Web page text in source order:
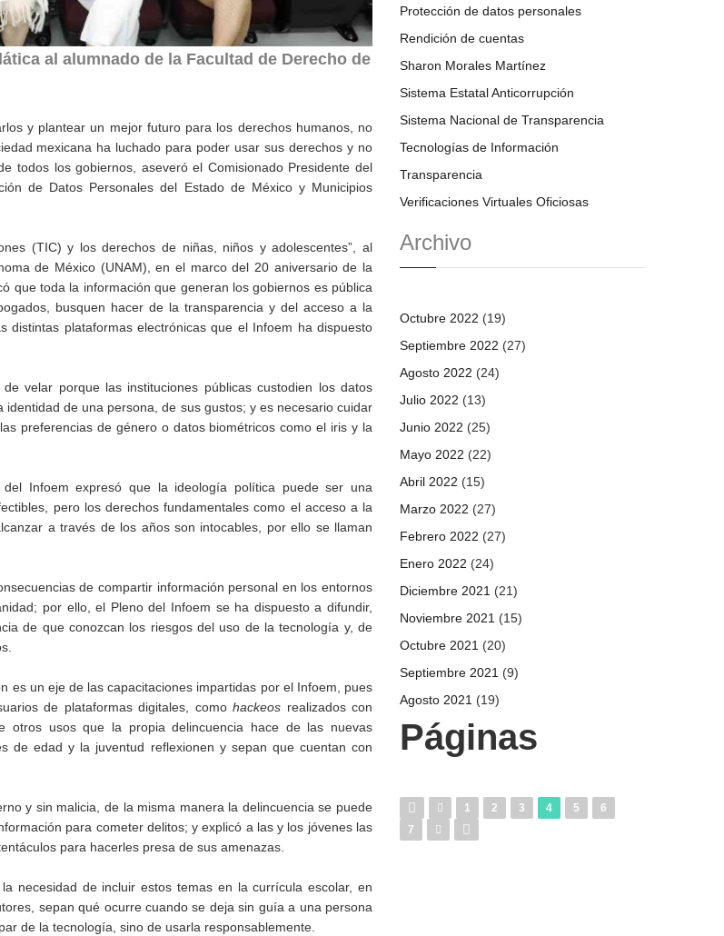
al alumnado de la Facultad de Derecho de
y plantear un mejor futuro para los derechos humanos, no
mexicana ha luchado para poder usar sus derechos y no
todos los gobiernos, aseveró el Comisionado Presidente del
de Datos Personales del Estado de México y Municipios
(TIC) y los derechos de niñas, niños y adolescentes”, al
de México (UNAM), en el marco del 20 aniversario de la
que toda la información que generan los gobiernos es pública
busquen hacer de la transparencia y del acceso a la
plataformas electrónicas que el Infoem ha dispuesto
velar porque las instituciones públicas custodien los datos
de una persona, de sus gustos; y es necesario cuidar
preferencias de género o datos biométricos como el iris y la
Infoem expresó que la ideología política puede ser una
pero los derechos fundamentales como el acceso a la
a través de los años son intocables, por ello se llaman
de compartir información personal en los entornos
por ello, el Pleno del Infoem se ha dispuesto a difundir,
de que conozcan los riesgos del uso de la tecnología y, de
es un eje de las capacitaciones impartidas por el Infoem, pues
de plataformas digitales, comohackeos realizados con
otros usos que la propia delincuencia hace de las nuevas
de edad y la juventud reflexionen y sepan que cuentan con
y sin malicia, de la misma manera la delincuencia se puede
para cometer delitos; y explicó a las y los jóvenes las
para hacerles presa de sus amenazas.
necesidad de incluir estos temas en la currícula escolar, en
sepan qué ocurre cuando se deja sin guía a una persona
de la tecnología, sino de usarla responsablemente.
Protección de datos personales
Rendición de cuentas
Sharon Morales Martínez
Sistema Estatal Anticorrupción
Sistema Nacional de Transparencia
Tecnologías de Información
Transparencia
Verificaciones Virtuales Oficiosas
Archivo
Octubre 2022 (19)
Septiembre 2022 (27)
Agosto 2022 (24)
Julio 2022 (13)
Junio 2022 (25)
Mayo 2022 (22)
Abril 2022 (15)
Marzo 2022 (27)
Febrero 2022 (27)
Enero 2022 (24)
Diciembre 2021 (21)
Noviembre 2021 (15)
Octubre 2021 (20)
Septiembre 2021 (9)
Agosto 2021 (19)
Páginas
1 2 3 4 5
6
7